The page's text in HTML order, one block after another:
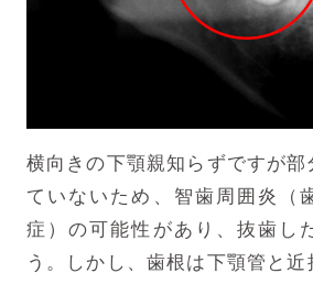
横向きの下顎親知らずですが部
ていないため、智歯周囲炎（
症）の可能性があり、抜歯し
う。しかし、歯根は下顎管と